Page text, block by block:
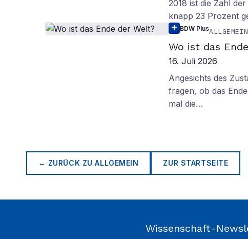
2018 ist die Zahl
knapp 23 Prozent
BDW PlusALLGEMEIN
Wo ist das
16. Juli 2026
Angesichts des
fragen, ob das
mal die…
← ZURÜCK ZUALLGEMEIN ZUR STARTSEITE
Wissenschaft-